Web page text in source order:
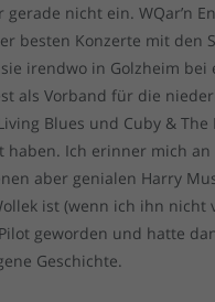
gerade nicht ein. WQar’n
besten Konzerte mit den
irendwo in Golzheim bei
als Vorband für die
Blues und Cuby & The
haben. Ich erinner mich an
aber genialen Harry
ist (wenn ich ihn nicht
geworden und hatte
Geschichte.